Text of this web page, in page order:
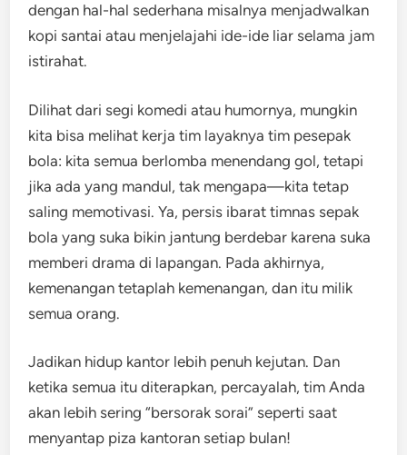
dengan hal-hal sederhana misalnya menjadwalkan
kopi santai atau menjelajahi ide-ide liar selama jam
istirahat.
Dilihat dari segi komedi atau humornya, mungkin
kita bisa melihat kerja tim layaknya tim pesepak
bola: kita semua berlomba menendang gol, tetapi
jika ada yang mandul, tak mengapa—kita tetap
saling memotivasi. Ya, persis ibarat timnas sepak
bola yang suka bikin jantung berdebar karena suka
memberi drama di lapangan. Pada akhirnya,
kemenangan tetaplah kemenangan, dan itu milik
semua orang.
Jadikan hidup kantor lebih penuh kejutan. Dan
ketika semua itu diterapkan, percayalah, tim Anda
akan lebih sering “bersorak sorai” seperti saat
menyantap piza kantoran setiap bulan!